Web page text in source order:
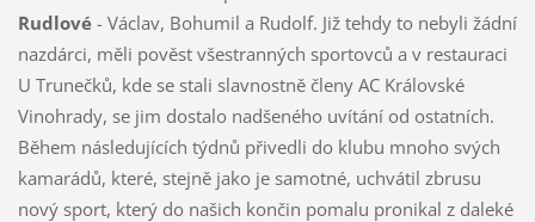
Rudlové- Václav, Bohumil a Rudolf. Již tehdy to nebyli žádní
nazdárci, měli pověst všestranných sportovců a v restauraci
U Trunečků, kde se stali slavnostně členy AC Královské
Vinohrady, se jim dostalo nadšeného uvítání od ostatních.
Během následujících týdnů přivedli do klubu mnoho svých
kamarádů, které, stejně jako je samotné, uchvátil zbrusu
nový sport, který do našich končin pomalu pronikal z daleké